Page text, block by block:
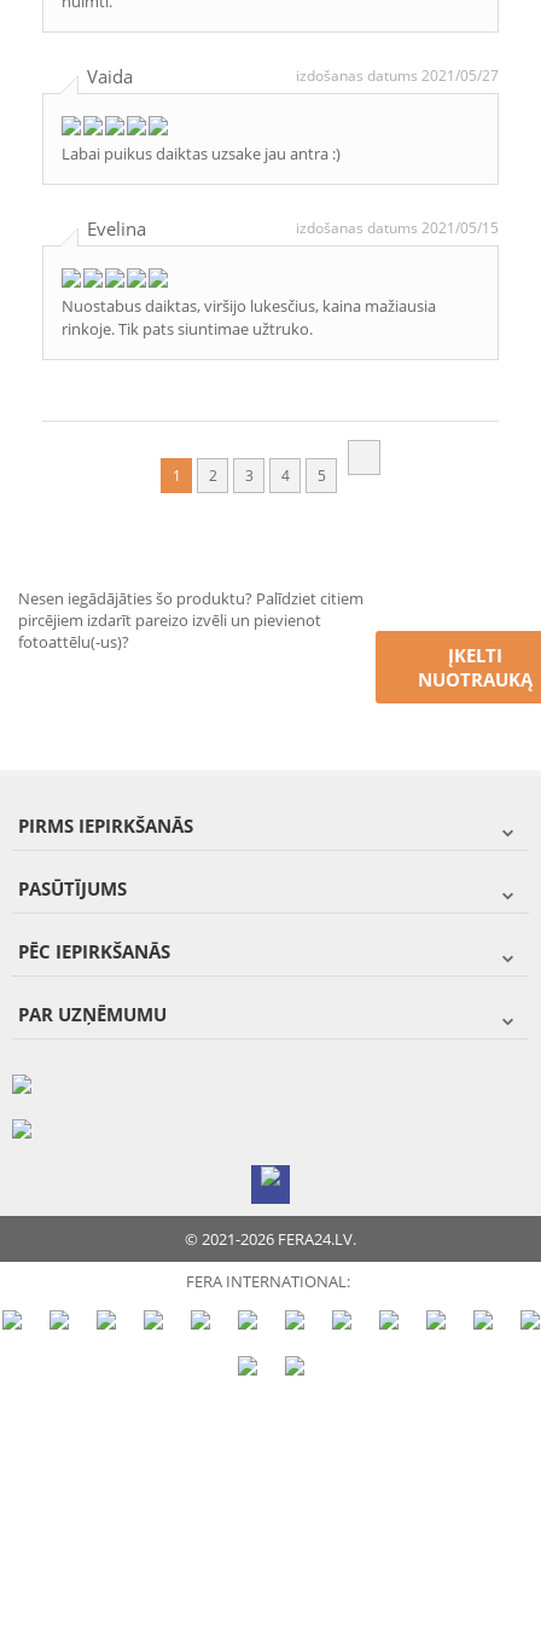
Vaida izdošanas datums 2021/05/27
Labai puikus daiktas uzsake jau antra :)
Evelina izdošanas datums 2021/05/15
Nuostabus daiktas, viršijo lukesčius, kaina mažiausia
rinkoje. Tik pats siuntimae užtruko.
1 2 3 4 5
Nesen iegādājāties šo produktu? Palīdziet citiem
pircējiem izdarīt pareizo izvēli un pievienot
fotoattēlu(-us)?
ĮKELTI
NUOTRAUKĄ
PIRMS IEPIRKŠANĀS
PASŪTĪJUMS
PĒC IEPIRKŠANĀS
PAR UZŅĒMUMU
© 2021-2026 FERA24.LV.
FERA INTERNATIONAL: